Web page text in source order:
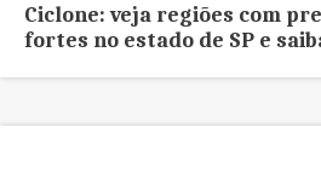
Ciclone: veja regiões com
fortes no estado de SP e